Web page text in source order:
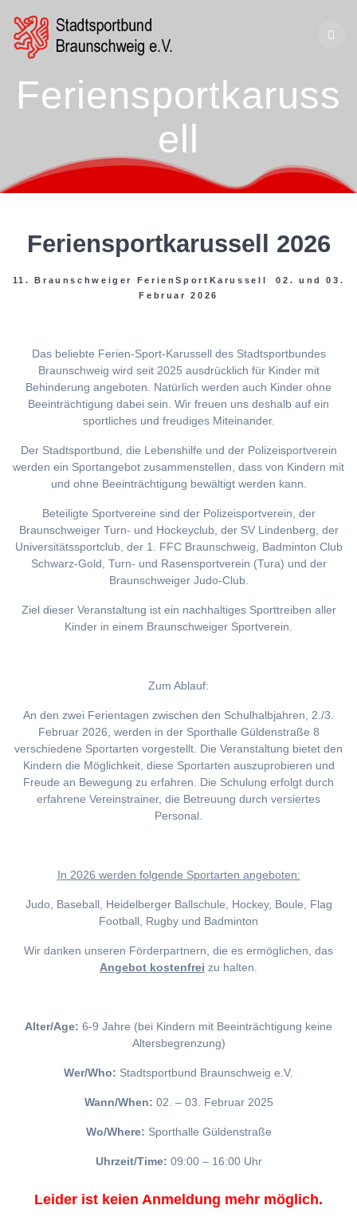
Feriensportkaruss
ell
Feriensportkarussell 2026
11. Braunschweiger FerienSportKarussell 02. und 03.
Februar 2026
Das beliebte Ferien-Sport-Karussell des Stadtsportbundes
Braunschweig wird seit 2025 ausdrücklich für Kinder mit
Behinderung angeboten. Natürlich werden auch Kinder ohne
Beeinträchtigung dabei sein. Wir freuen uns deshalb auf ein
sportliches und freudiges Miteinander.
Der Stadtsportbund, die Lebenshilfe und der Polizeisportverein
werden ein Sportangebot zusammenstellen, dass von Kindern mit
und ohne Beeinträchtigung bewältigt werden kann.
Beteiligte Sportvereine sind der Polizeisportverein, der
Braunschweiger Turn- und Hockeyclub, der SV Lindenberg, der
Universitätssportclub, der 1. FFC Braunschweig, Badminton Club
Schwarz-Gold, Turn- und Rasensportverein (Tura) und der
Braunschweiger Judo-Club.
Ziel dieser Veranstaltung ist ein nachhaltiges Sporttreiben aller
Kinder in einem Braunschweiger Sportverein.
Zum Ablauf:
An den zwei Ferientagen zwischen den Schulhalbjahren, 2./3.
Februar 2026, werden in der Sporthalle Güldenstraße 8
verschiedene Sportarten vorgestellt. Die Veranstaltung bietet den
Kindern die Möglichkeit, diese Sportarten auszuprobieren und
Freude an Bewegung zu erfahren. Die Schulung erfolgt durch
erfahrene Vereinstrainer, die Betreuung durch versiertes
Personal.
In 2026 werden folgende Sportarten angeboten:
Judo, Baseball, Heidelberger Ballschule, Hockey, Boule, Flag
Football, Rugby und Badminton
Wir danken unseren Förderpartnern, die es ermöglichen, das
Angebot kostenfrei zu halten.
Alter/Age: 6-9 Jahre (bei Kindern mit Beeinträchtigung keine
Altersbegrenzung)
Wer/Who: Stadtsportbund Braunschweig e.V.
Wann/When: 02. – 03. Februar 2025
Wo/Where: Sporthalle Güldenstraße
Uhrzeit/Time: 09:00 – 16:00 Uhr
Leider ist keien Anmeldung mehr möglich.